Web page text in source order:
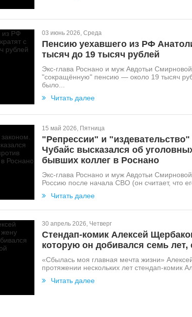
03 июнь 2026, Среда
Пенсию уехавшего из РФ
тысяч до 19 тысяч рублей
Экс-глава Роснано и муж Авдотьи
"сокращённую" пенсию — около 19 тысяч
было...
Читать далее
15 май 2026, Пятница
"Репрессии" и
Чубайс высказался об
бывших коллег в Роснано
Экс-глава Роснано и муж Авдотьи
Россию после начала СВО (он считает, что
Читать далее
30 апрель 2026, Четверг
Стендап-комик Алексей
которую он добивался семь
«Сбылась моя главная мечта жизни»
протяжении нескольких лет стендап-комик
Читать далее